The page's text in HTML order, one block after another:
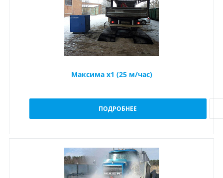
Максима x1 (25 м/час)
ПОДРОБНЕЕ